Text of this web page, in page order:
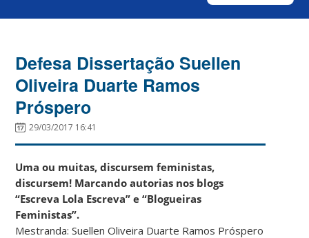
Defesa Dissertação Suellen
Oliveira Duarte Ramos
Próspero
29/03/2017 16:41
Uma ou muitas, discursem feministas,
discursem! Marcando autorias nos blogs
“Escreva Lola Escreva” e “Blogueiras
Feministas”.
Mestranda: Suellen Oliveira Duarte Ramos Próspero